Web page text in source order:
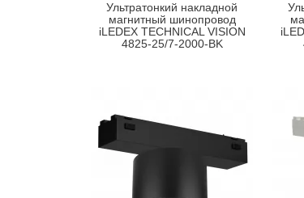
Ультратонкий накладной
магнитный шинопровод
iLEDEX TECHNICAL VISION
4825-25/7-2000-BK